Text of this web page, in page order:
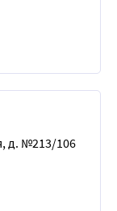
д. №213/106